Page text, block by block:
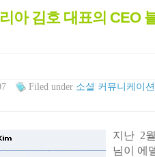
아 김호 대표의 CEO
Filedunder 소셜 커뮤니케이
지난 2
님이 에